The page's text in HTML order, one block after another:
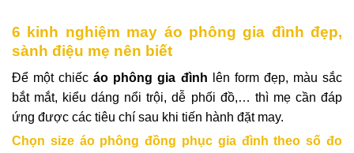
6 kinh nghiệm may áo phông gia đình đẹp,
sành điệu mẹ nên biết
Để một chiếc áo phông gia đình lên form đẹp, màu sắc
bắt mắt, kiểu dáng nổi trội, dễ phối đồ,… thì mẹ cần đáp
ứng được các tiêu chí sau khi tiến hành đặt may.
Chọn size áo phông đồng phục gia đình theo số đo